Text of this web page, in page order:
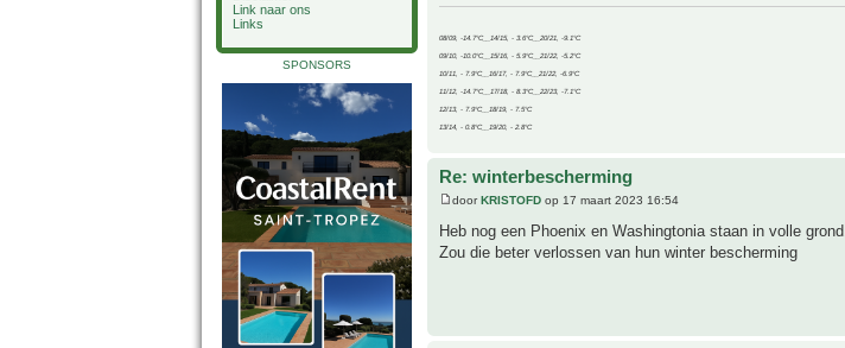
Link naar ons
Links
SPONSORS
08/09, -14.7°C__14/15, - 3.6°C__20/21, -9.1°C
09/10, -10.0°C__15/16, - 5.9°C__21/22, -5.2°C
10/11, - 7.9°C__16/17, - 7.9°C__21/22, -6.9°C
11/12, -14.7°C__17/18, - 8.3°C__22/23, -7.1°C
12/13, - 7.9°C__18/19, - 7.5°C
13/14, - 0.8°C__19/20, - 2.8°C
Re: winterbescherming
doorKRISTOFD op 17 maart 2023 16:54
Heb nog een Phoenix en Washingtonia staan in volle grond.
Zou die beter verlossen van hun winter bescherming